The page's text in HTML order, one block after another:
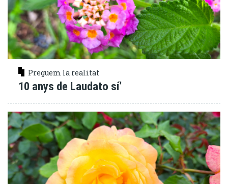
Preguem la realitat
10 anys de Laudato sí’